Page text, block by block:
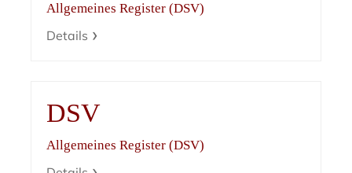
Allgemeines Register (DSV)
Details
DSV
Allgemeines Register (DSV)